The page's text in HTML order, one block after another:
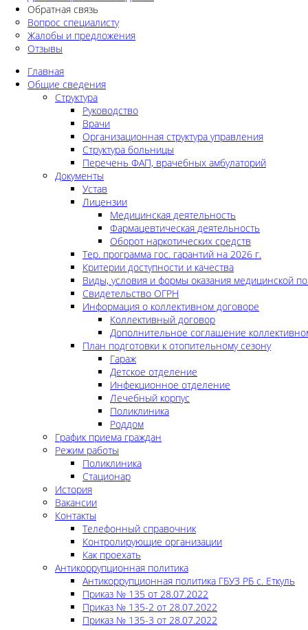
Обратная связь
Вопрос специалисту
Жалобы и предложения
Отзывы
Главная
Общие сведения
Структура
Руководство
Врачи
Организационная структура управления
Структура больницы
Перечень ФАП, врачебных амбулаторий
Документы
Устав
Лицензии
Медицинская деятельность
Фармацевтическая деятельность
Оборот наркотических средств
Тер. программа гос. гарантий на 2026 г.
Критерии доступности и качества
Виды, условия и формы оказания медицинской
Свидетельство ОГРН
Информация о коллективном договоре
Коллективный договор
Дополнительное соглашение
План подготовки к отопительному сезону
Гараж
Детское отделение
Инфекционное отделение
Лечебный корпус
Поликлиника
Роддом
График приема граждан
Режим работы
Поликлиника
Стационар
История
Вакансии
Контакты
Телефонный справочник
Контролирующие организации
Как проехать
Антикоррупционная политика
Антикоррупционная политика ГБУЗ РБ с. Еткуль
Приказ № 135 от 28.07.2022
Приказ № 135-2 от 28.07.2022
Приказ № 135-3 от 28.07.2022